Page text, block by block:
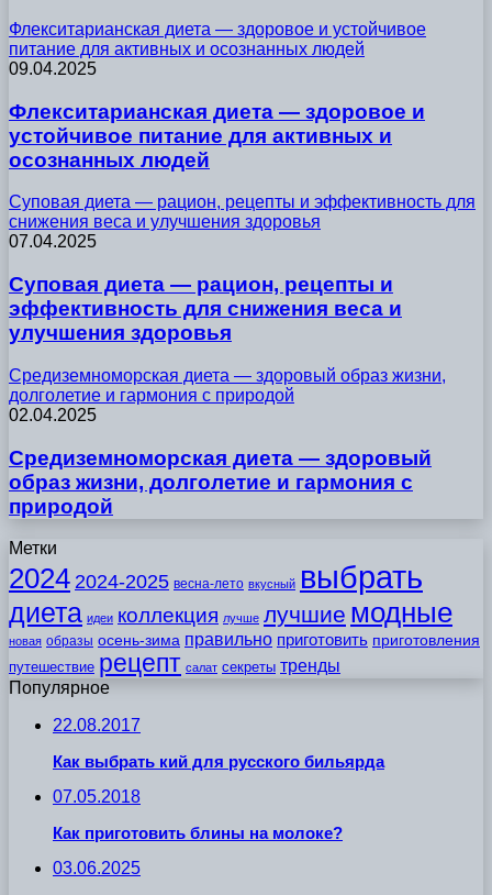
Флекситарианская диета — здоровое и устойчивое
питание для активных и осознанных людей
09.04.2025
Флекситарианская диета — здоровое и
устойчивое питание для активных и
осознанных людей
Суповая диета — рацион, рецепты и эффективность для
снижения веса и улучшения здоровья
07.04.2025
Суповая диета — рацион, рецепты и
эффективность для снижения веса и
улучшения здоровья
Средиземноморская диета — здоровый образ жизни,
долголетие и гармония с природой
02.04.2025
Средиземноморская диета — здоровый
образ жизни, долголетие и гармония с
природой
Метки
2024 2024-2025 весна-лето вкусный выбрать
диета идеи коллекция лучше лучшие модные
новая образы осень-зима правильно приготовить приготовления
путешествие рецепт салат секреты тренды
Популярное
22.08.2017
Как выбрать кий для русского бильярда
07.05.2018
Как приготовить блины на молоке?
03.06.2025